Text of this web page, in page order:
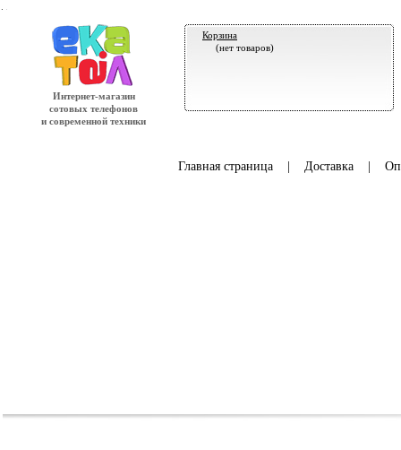
Интернет-магазин
сотовых телефонов
и современной техники
Корзина
(нет товаров)
Главная страница| Доставка|